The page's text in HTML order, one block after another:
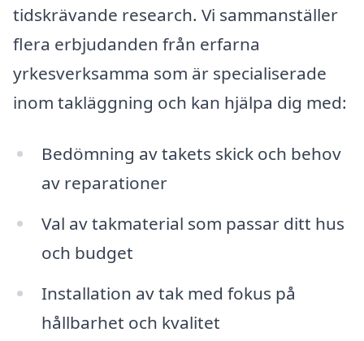
tidskrävande research. Vi sammanställer
flera erbjudanden från erfarna
yrkesverksamma som är specialiserade
inom takläggning och kan hjälpa dig med:
Bedömning av takets skick och behov
av reparationer
Val av takmaterial som passar ditt hus
och budget
Installation av tak med fokus på
hållbarhet och kvalitet